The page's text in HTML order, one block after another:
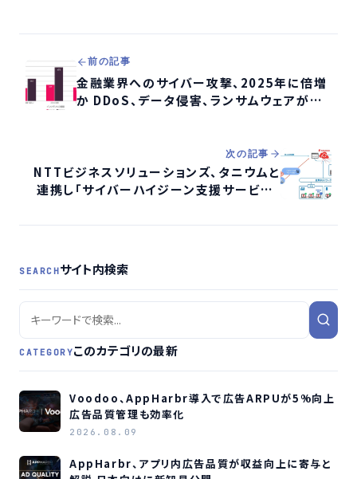
前の記事
金融業界へのサイバー攻撃、2025年に倍増
か DDoS、データ侵害、ランサムウェアが猛
次の記事
NTTビジネスソリューションズ、タニウムと
連携し「サイバーハイジーン支援サービス」
SEARCHサイト内検索
CATEGORYこのカテゴリの最新
Voodoo、AppHarbr導入で広告ARPUが5%向上
広告品質管理も効率化
2026.08.09
AppHarbr、アプリ内広告品質が収益向上に寄与と